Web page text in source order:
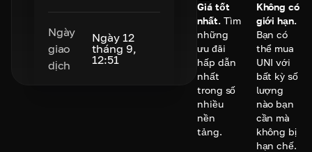
Ngày
giao
dịch
Ngày 12
tháng 9,
12:51
Giá tốt
nhất. Tìm
những
ưu đãi
hấp dẫn
nhất
trong số
nhiều
nền
tảng.
Không có
giới hạn.
Bạn có
thể mua
UNI với
bất kỳ số
lượng
nào bạn
cần mà
không bị
hạn chế.